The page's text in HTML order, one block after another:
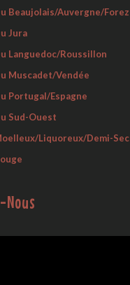
Beaujolais/Auvergne/Forez
Jura
Languedoc/Roussillon
Muscadet/Vendée
Portugal/Espagne
Sud-Ouest
liquoreux/demi-Sec
Nous